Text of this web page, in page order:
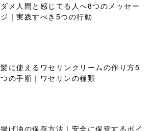
ダメ人間と感じてる人へ8つのメッセー
ジ｜実践すべき5つの行動
髪に使えるワセリンクリームの作り方5
つの手順｜ワセリンの種類
揚げ油の保存方法｜安全に保管するポイ